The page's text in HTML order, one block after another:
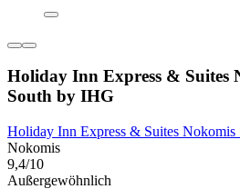
Holiday Inn Express & Suites
South by IHG
Holiday Inn Express & Suites Nokomis
Nokomis
9,4/10
Außergewöhnlich